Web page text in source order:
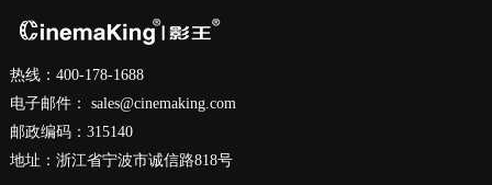
热线：400-178-1688
电子邮件： sales@cinemaking.com
邮政编码：315140
地址：浙江省宁波市诚信路818号